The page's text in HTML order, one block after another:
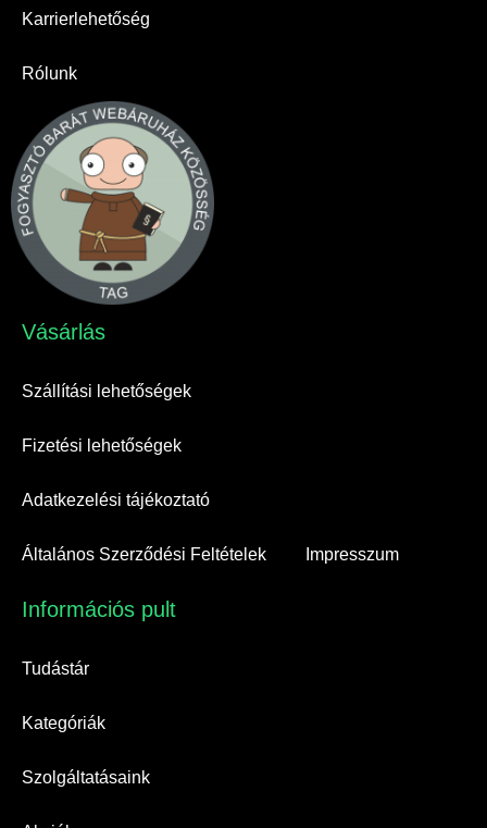
Karrierlehetőség
Rólunk
Vásárlás​
Szállítási lehetőségek
Fizetési lehetőségek
Adatkezelési tájékoztató
Általános Szerződési Feltételek Impresszum
Információs pult​
Tudástár
Kategóriák
Szolgáltatásaink